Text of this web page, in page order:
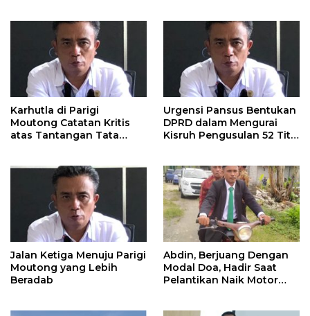
Karhutla di Parigi
Moutong Catatan Kritis
atas Tantangan Tata
Urgensi Pansus Bentukan
DPRD dalam Mengurai
Kisruh Pengusulan 52 Titik
Jalan Ketiga Menuju Parigi
Moutong yang Lebih
Beradab
Abdin, Berjuang Dengan
Modal Doa, Hadir Saat
Pelantikan Naik Motor